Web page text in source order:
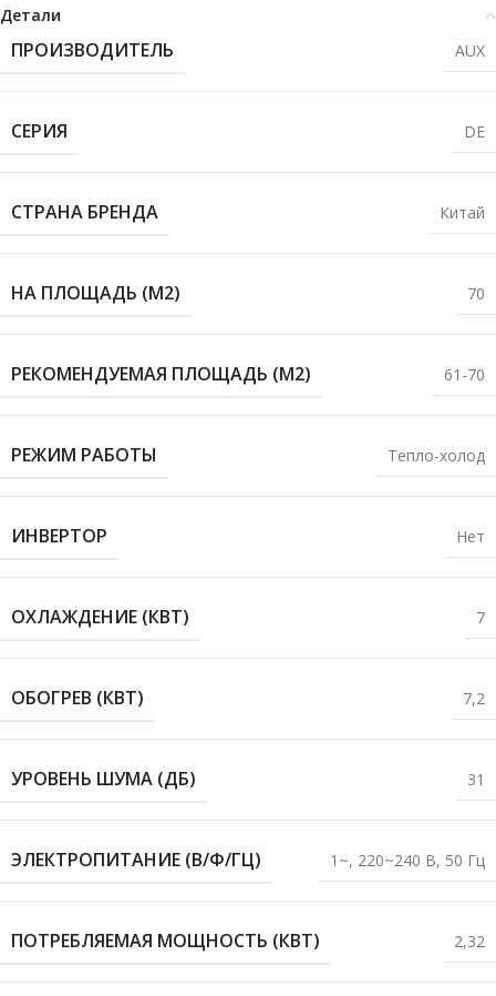
Детали
ПРОИЗВОДИТЕЛЬ AUX
СЕРИЯ DE
СТРАНА БРЕНДА Китай
НА ПЛОЩАДЬ (М2) 70
РЕКОМЕНДУЕМАЯ ПЛОЩАДЬ (М2) 61-70
РЕЖИМ РАБОТЫ Тепло-холод
ИНВЕРТОР Нет
ОХЛАЖДЕНИЕ (КВТ) 7
ОБОГРЕВ (КВТ) 7,2
УРОВЕНЬ ШУМА (ДБ) 31
ЭЛЕКТРОПИТАНИЕ (В/Ф/ГЦ) 1~, 220~240 В, 50 Гц
ПОТРЕБЛЯЕМАЯ МОЩНОСТЬ (КВТ) 2,32